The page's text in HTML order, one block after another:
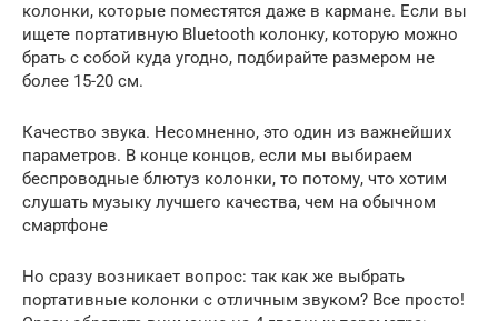
колонки, которые поместятся даже в кармане. Если вы
ищете портативную Bluetooth колонку, которую можно
брать с собой куда угодно, подбирайте размером не
более 15-20 см.
Качество звука. Несомненно, это один из важнейших
параметров. В конце концов, если мы выбираем
беспроводные блютуз колонки, то потому, что хотим
слушать музыку лучшего качества, чем на обычном
смартфоне
Но сразу возникает вопрос: так как же выбрать
портативные колонки с отличным звуком? Все просто!